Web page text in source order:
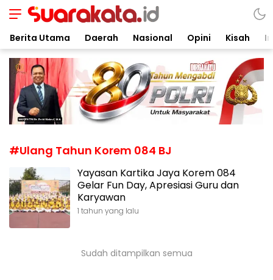
Suarakata.id
Kata Bicara Suara Bergerak
Berita Utama Daerah Nasional Opini Kisah
#Ulang Tahun Korem 084 BJ
Yayasan Kartika Jaya Korem 084
Gelar Fun Day, Apresiasi Guru dan
Karyawan
1 tahun yang lalu
Sudah ditampilkan semua